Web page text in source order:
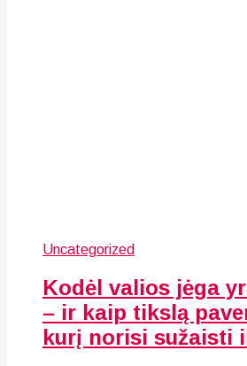
Uncategorized
Kodėl valios jėga
– ir kaip tikslą
kurį norisi sužaisti